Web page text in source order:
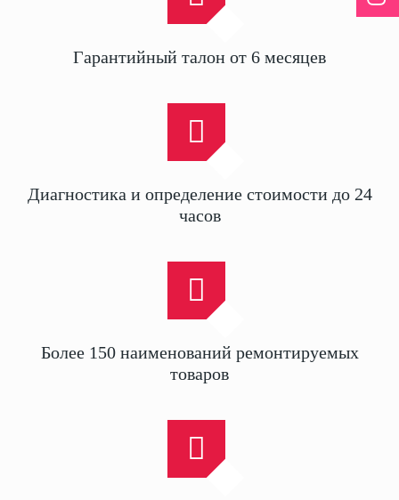
Гарантийный талон от 6 месяцев
Диагностика и определение стоимости до 24
часов
Более 150 наименований ремонтируемых
товаров